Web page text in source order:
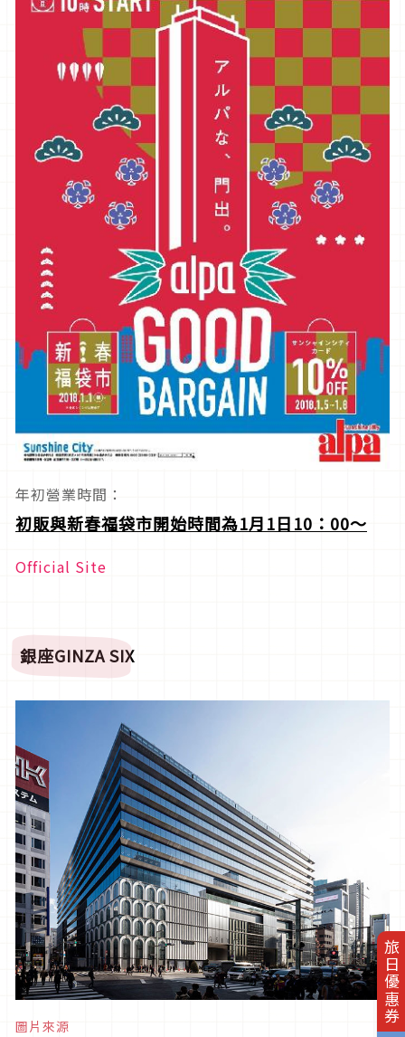
旅日優惠券
年初營業時間：
初販與新春福袋市開始時間為1月1日10：00～
Official Site
銀座GINZA SIX
圖片來源